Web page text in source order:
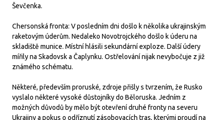
Ševčenka.
Chersonská fronta: V posledním dni došlo k několika ukrajinským
raketovým úderům. Nedaleko Novotrojckého došlo k úderu na
skladiště munice. Místní hlásili sekundární exploze. Další údery
mířily na Skadovsk a Čaplynku. Ostřelování nijak nevybočuje z již
známého schématu.
Některé, především proruské, zdroje přišly s tvrzením, že Rusko
vyslalo některé vysoké důstojníky do Běloruska. Jedním z
možných důvodů by mělo být otevření druhé fronty na severu
Ukrajiny a pokus o odříznutí zásobovacích tras, kterými proudí na